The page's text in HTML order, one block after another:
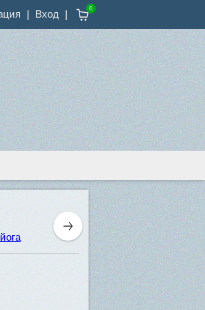
Вход
0